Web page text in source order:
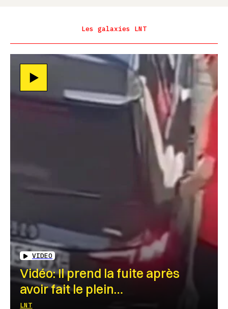
Les galaxies LNT
VIDEO
Vidéo: Il prend la fuite après
avoir fait le plein…
LNT